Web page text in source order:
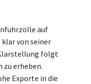
auf
von seiner
folgt
zu erheben.
Exporte in die